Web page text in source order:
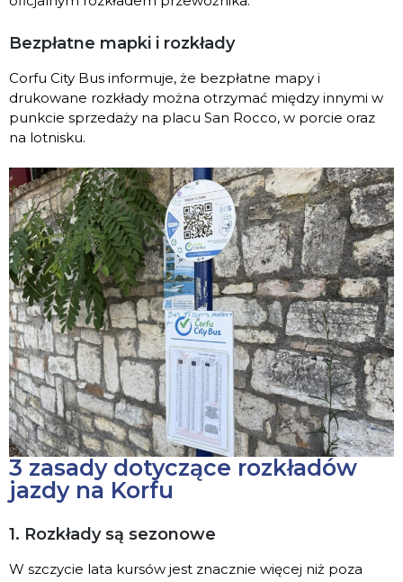
Bezpłatne mapki i rozkłady
Corfu City Bus informuje, że bezpłatne mapy i
drukowane rozkłady można otrzymać między innymi w
punkcie sprzedaży na placu San Rocco, w porcie oraz
na lotnisku.
3 zasady dotyczące rozkładów
jazdy na Korfu
1. Rozkłady są sezonowe
W szczycie lata kursów jest znacznie więcej niż poza